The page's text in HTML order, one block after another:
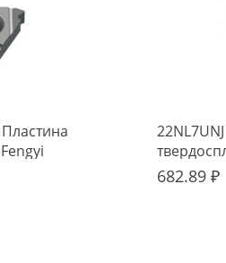
Пластина
682.89 ₽